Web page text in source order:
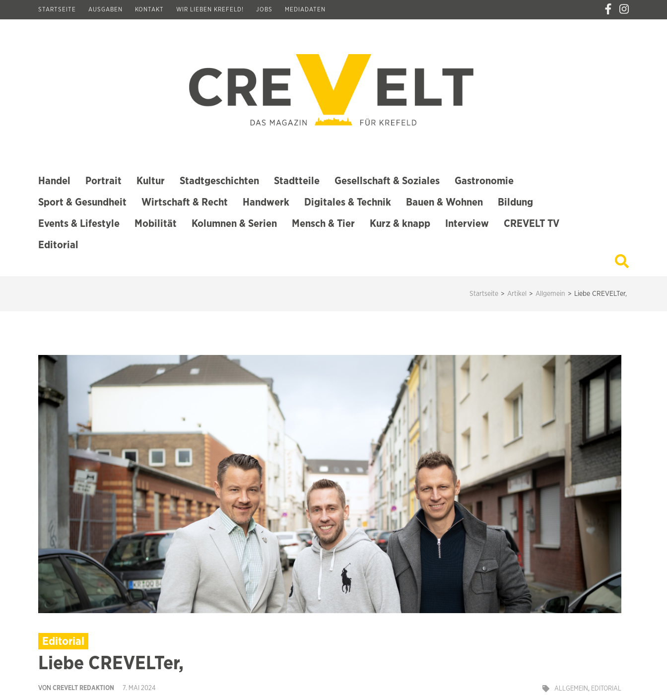
STARTSEITE AUSGABEN KONTAKT WIR LIEBEN KREFELD! JOBS MEDIADATEN
Handel Portrait Kultur Stadtgeschichten Stadtteile Gesellschaft & Soziales Gastronomie
Sport & Gesundheit Wirtschaft & Recht Handwerk Digitales & Technik Bauen & Wohnen Bildung
Events & Lifestyle Mobilität Kolumnen & Serien Mensch & Tier Kurz & knapp Interview CREVELT TV
Editorial
Startseite > Artikel > Allgemein > Liebe CREVELTer,
Editorial
Liebe CREVELTer,
VON CREVELT REDAKTION 7. MAI 2024 ALLGEMEIN, EDITORIAL